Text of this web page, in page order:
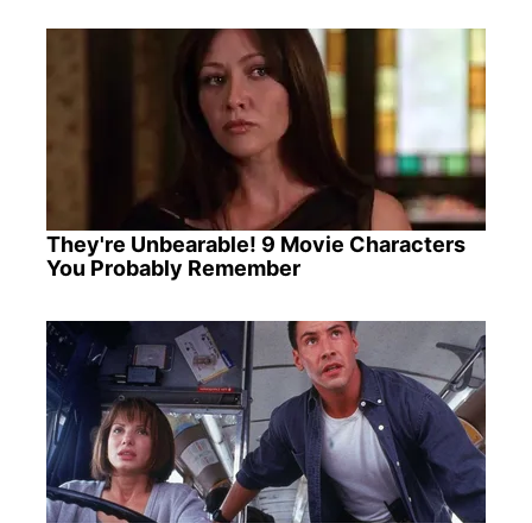
They're Unbearable! 9 Movie Characters
You Probably Remember